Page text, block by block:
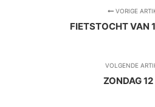
VORIGE
FIETSTOCHT VAN
VOLGENDE
ZONDAG